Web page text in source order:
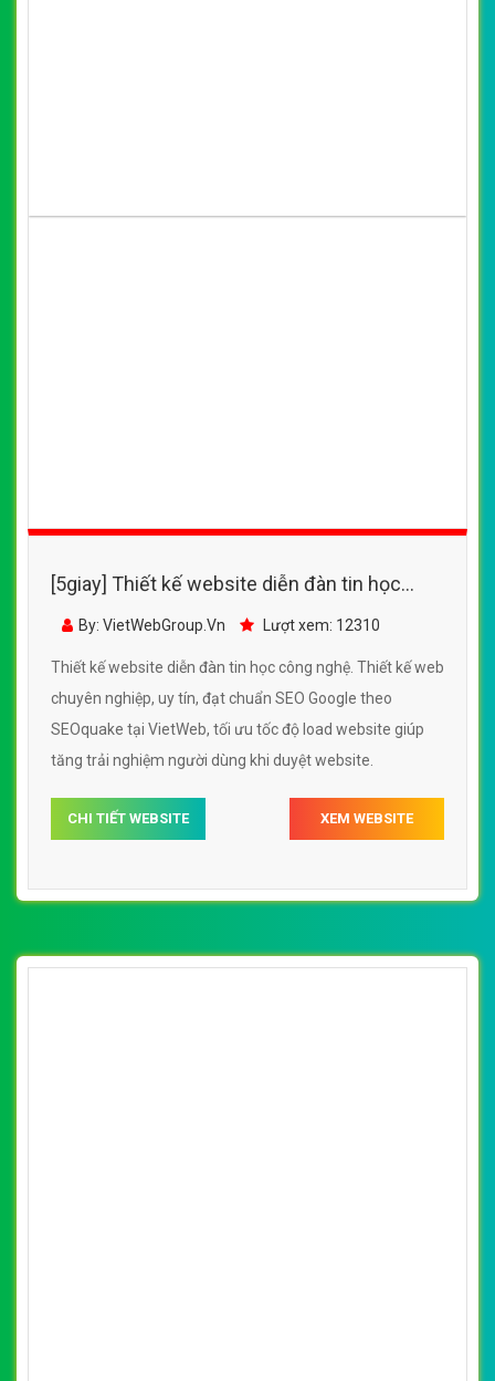
[5giay] Thiết kế website diễn đàn tin học
công nghệ đẹp SEO tốt
By: VietWebGroup.Vn Lượt xem: 12310
Thiết kế website diễn đàn tin học công nghệ. Thiết kế web
chuyên nghiệp, uy tín, đạt chuẩn SEO Google theo
SEOquake tại VietWeb, tối ưu tốc độ load website giúp
tăng trải nghiệm người dùng khi duyệt website.
CHI TIẾT WEBSITE XEM WEBSITE